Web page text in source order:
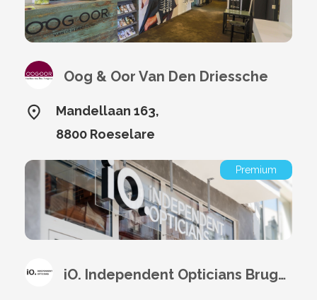
Oog & Oor Van Den Driessche
Mandellaan 163,
8800 Roeselare
Premium
iO. Independent Opticians Brugge